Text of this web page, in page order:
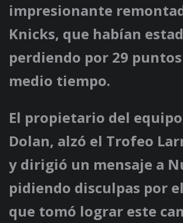
impresionante
Knicks, que habían
perdiendo por 29
medio tiempo.
El propietario del
Dolan, alzó el Trofeo
y dirigió un mensaje a
pidiendo disculpas por
que tomó lograr este